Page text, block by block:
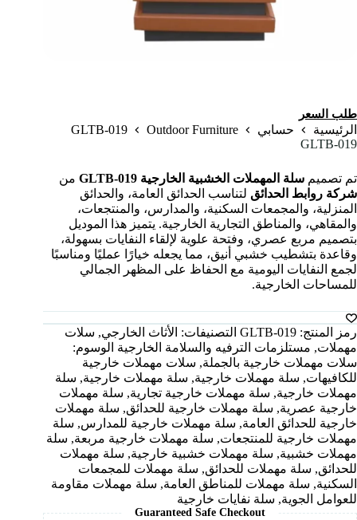
طلب السعر
الرئيسية حسابي Outdoor Furniture
GLTB-019
GLTB-019
تم تصميم سلة المهملات الخشبية الخارجية GLTB-019
من
شركة روابط الحدائق لتناسب الحدائق العامة، والحدائق
المنزلية، والمجمعات السكنية، والمدارس، والمنتجعات،
والمقاهي، والمناطق التجارية الخارجية. يتميز هذا الموديل
بتصميم مربع عصري، وفتحة علوية لإلقاء النفايات بسهولة،
وقاعدة بتشطيب خشبي أنيق، مما يجعله خيارًا عمليًا ومناسبًا
لجمع النفايات اليومية مع الحفاظ على المظهر الجمالي
للمساحات الخارجية.
رمز المنتج: GLTB-019 التصنيفات: الأثاث الخارجي, سلات
مهملات, مستلزمات الترفيه والسلامة الخارجية الوسوم:
سلات مهملات خارجية بالجملة, سلات مهملات خارجية
للكافيهات, سلة مهملات خارجية, سلة مهملات خارجية, سلة
مهملات خارجية, سلة مهملات خارجية تجارية, سلة مهملات
خارجية عصرية, سلة مهملات خارجية للحدائق, سلة مهملات
خارجية للحدائق العامة, سلة مهملات خارجية للمدارس, سلة
مهملات خارجية للمنتجعات, سلة مهملات خارجية مربعة, سلة
مهملات خشبية, سلة مهملات خشبية خارجية, سلة مهملات
للحدائق, سلة مهملات للحدائق, سلة مهملات للمجمعات
السكنية, سلة مهملات للمناطق العامة, سلة مهملات مقاومة
للعوامل الجوية, سلة نفايات خارجية
Guaranteed Safe Checkout